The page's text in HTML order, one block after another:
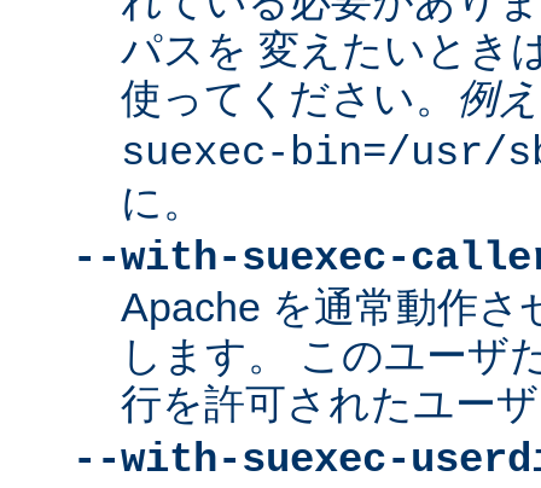
パスを 変えたいとき
使ってください。 例
suexec-bin=/usr/
に。
--with-suexec-
Apache を通常動作さ
します。 このユーザ
行を許可されたユー
--with-suexec-